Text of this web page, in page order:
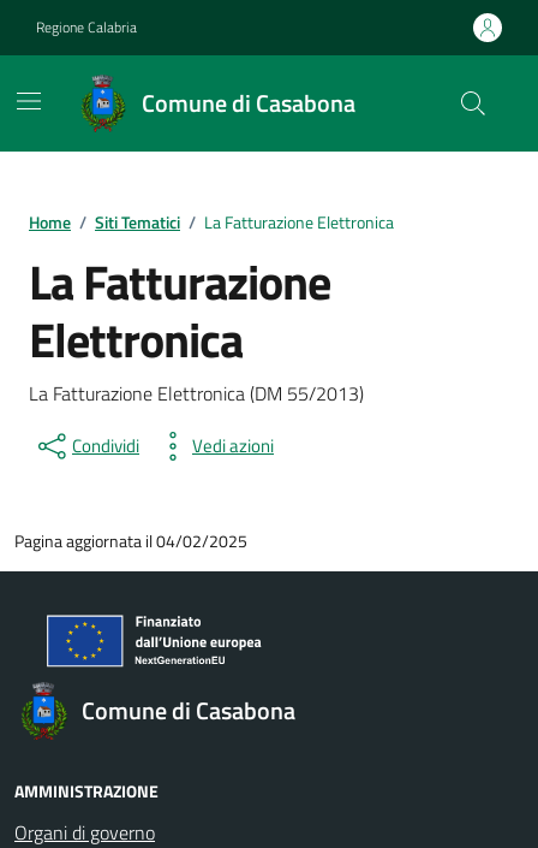
Regione Calabria
Comune di Casabona
Home / Siti Tematici / La Fatturazione Elettronica
La Fatturazione
Elettronica
La Fatturazione Elettronica (DM 55/2013)
Condividi Vedi azioni
Pagina aggiornata il 04/02/2025
Comune di Casabona
AMMINISTRAZIONE
Organi di governo